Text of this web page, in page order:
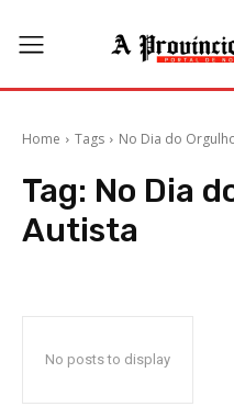
Home Tags No Dia do
Tag: No Dia
Autista
No posts to display